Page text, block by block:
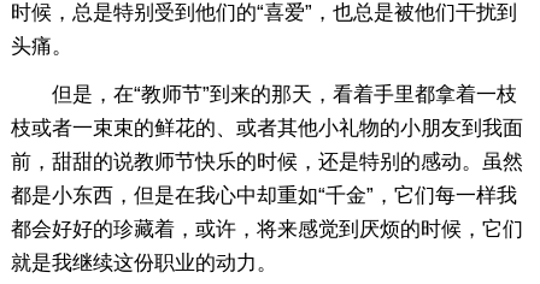
时候，总是特别受到他们的“喜爱”，也总是被他们干扰到
头痛。
但是，在“教师节”到来的那天，看着手里都拿着一枝
枝或者一束束的鲜花的、或者其他小礼物的小朋友到我面
前，甜甜的说教师节快乐的时候，还是特别的感动。虽然
都是小东西，但是在我心中却重如“千金”，它们每一样我
都会好好的珍藏着，或许，将来感觉到厌烦的时候，它们
就是我继续这份职业的动力。